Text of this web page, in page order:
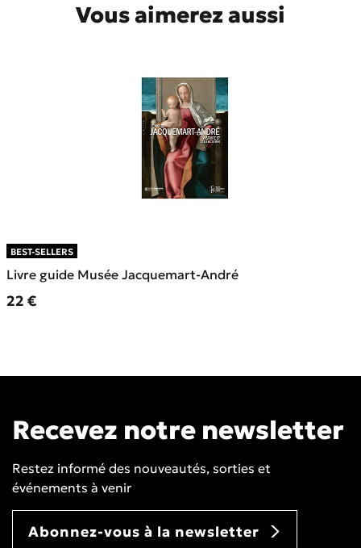
Vous aimerez aussi
BEST-SELLERS
Livre guide Musée Jacquemart-André
Prix ​​actuel
22 €
Recevez notre newsletter
Restez informé des nouveautés, sorties et
événements à venir
Abonnez-vous à la newsletter